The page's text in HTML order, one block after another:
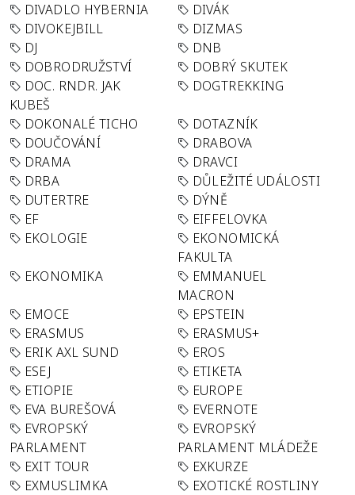
DIVADLO HYBERNIA
DIVÁK
DIVOKEJBILL
DIZMAS
DJ
DNB
DOBRODRUŽSTVÍ
DOBRÝ SKUTEK
DOC. RNDR. JAK
KUBEŠ
DOGTREKKING
DOKONALÉ TICHO
DOTAZNÍK
DOUČOVÁNÍ
DRABOVA
DRAMA
DRAVCI
DRBA
DŮLEŽITÉ UDÁLOSTI
DUTERTRE
DÝNĚ
EF
EIFFELOVKA
EKOLOGIE
EKONOMICKÁ
FAKULTA
EKONOMIKA
EMMANUEL
MACRON
EMOCE
EPSTEIN
ERASMUS
ERASMUS+
ERIK AXL SUND
EROS
ESEJ
ETIKETA
ETIOPIE
EUROPE
EVA BUREŠOVÁ
EVERNOTE
EVROPSKÝ
PARLAMENT
EVROPSKÝ
PARLAMENT MLÁDEŽE
EXIT TOUR
EXKURZE
EXMUSLIMKA
EXOTICKÉ ROSTLINY